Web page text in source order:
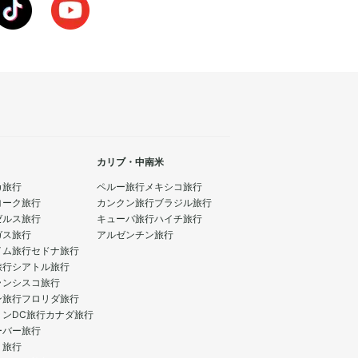
旅行
ーク旅行
ルス旅行
ス旅行
ム旅行セドナ旅行
行シアトル旅行
シスコ旅行
旅行フロリダ旅行
ンDC旅行カナダ旅行
ー旅行
旅行
カリブ・中南米
ペルー旅行メキシコ旅行
カンクン旅行ブラジル旅行
キューバ旅行ハイチ旅行
アルゼンチン旅行